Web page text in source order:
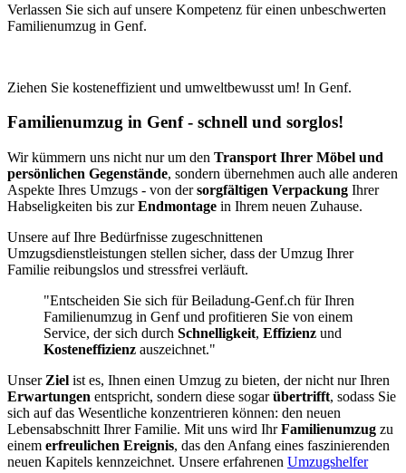
Verlassen Sie sich auf unsere Kompetenz für einen unbeschwerten
Familienumzug in Genf.
Ziehen Sie kosteneffizient und umweltbewusst um! In Genf⁠.
Familienumzug in Genf - schnell und sorglos!
Wir kümmern uns nicht nur um den Transport Ihrer Möbel und
persönlichen Gegenstände, sondern übernehmen auch alle anderen
Aspekte Ihres Umzugs - von dersorgfältigen Verpackung Ihrer
Habseligkeiten bis zurEndmontage in Ihrem neuen Zuhause.
Unsere auf Ihre Bedürfnisse zugeschnittenen
Umzugsdienstleistungen stellen sicher, dass der Umzug Ihrer
Familie reibungslos und stressfrei verläuft.
"Entscheiden Sie sich für Beiladung-Genf.ch für Ihren
Familienumzug in Genf und profitieren Sie von einem
Service, der sich durch Schnelligkeit, Effizienz und
Kosteneffizienz auszeichnet."
Unser Ziel ist es, Ihnen einen Umzug zu bieten, der nicht nur Ihren
Erwartungen entspricht, sondern diese sogarübertrifft, sodass Sie
sich auf das Wesentliche konzentrieren können: den neuen
Lebensabschnitt Ihrer Familie. Mit uns wird IhrFamilienumzug zu
einem erfreulichen Ereignis, das den Anfang eines faszinierenden
neuen Kapitels kennzeichnet. Unsere erfahrenen Umzugshelfer